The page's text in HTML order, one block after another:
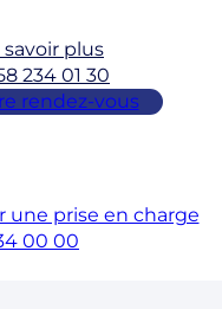
savoir plus
234 01 30
rendez-vous
une prise en charge
00 00